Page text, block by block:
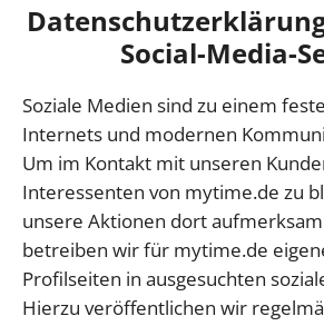
Social-Media-
Soziale Medien sind zu einem
Internets und modernen
Um im Kontakt mit unseren
Interessenten von mytime.de zu
unsere Aktionen dort
betreiben wir für mytime.de
Profilseiten in ausgesuchten
Hierzu veröffentlichen wir